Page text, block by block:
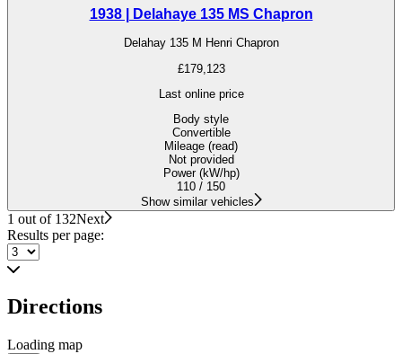
1938 | Delahaye 135 MS Chapron
Delahay 135 M Henri Chapron
£179,123
Last online price
Body style
Convertible
Mileage (read)
Not provided
Power (kW/hp)
110 / 150
Show similar vehicles
1 out of 132Next
Results per page:
Directions
Loading map